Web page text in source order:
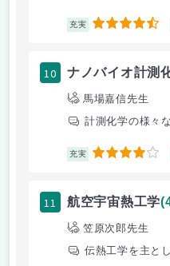
充実 4.5
10 ナノバイオ計測
馬場嘉信先生
計測化学の様々
充実 4
11 航空宇宙熱工学
笠原次郎先生
伝熱工学を主と